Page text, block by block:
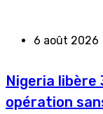
6 août 2026
Nigeria libère
opération